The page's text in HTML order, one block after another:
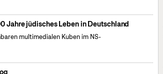
Jahre jüdisches Leben in Deutschland
multimedialen Kuben im NS-